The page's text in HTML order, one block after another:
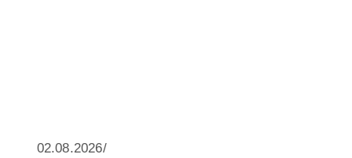
02.08.2026/